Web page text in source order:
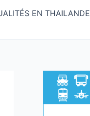
EN THAILANDE